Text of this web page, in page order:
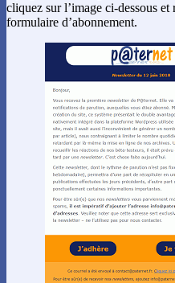
cliquez sur l’image ci-dessous et
formulaire d’abonnement.